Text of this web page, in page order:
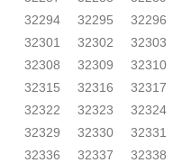
32294
32295 32296
32301
32302 32303
32308
32309 32310
32315
32316 32317
32322
32323 32324
32329
32330 32331
32336
32337 32338